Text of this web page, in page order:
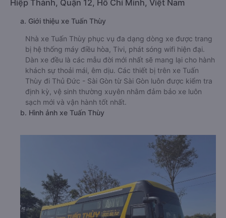
Hiệp Thành, Quận 12, Hồ Chí Minh, Việt Nam
a. Giới thiệu xe Tuấn Thùy
Nhà xe Tuấn Thùy phục vụ đa dạng dòng xe được trang
bị hệ thống máy điều hòa, Tivi, phát sóng wifi hiện đại.
Dàn xe đều là các mẫu đời mới nhất sẽ mang lại cho hành
khách sự thoải mái, êm dịu. Các thiết bị trên xe Tuấn
Thùy đi Thủ Đức - Sài Gòn từ Sài Gòn luôn được kiểm tra
định kỳ, vệ sinh thường xuyên nhằm đảm bảo xe luôn
sạch mới và vận hành tốt nhất.
b. Hình ảnh xe Tuấn Thùy